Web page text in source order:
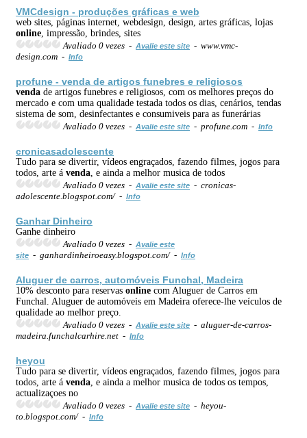
VMCdesign - produções gráficas e web
web sites, páginas internet, webdesign, design, artes gráficas, lojas
online , impressão, brindes, sites
Avaliado 0 vezes - Avalie este site - www.vmc-
design.com - Info
profune - venda de artigos funebres e religiosos
venda de artigos funebres e religiosos, com os melhores preços do
mercado e com uma qualidade testada todos os dias, cenários, tendas
sistema de som, desinfectantes e consumiveis para as funerárias
Avaliado 0 vezes - Avalie este site - profune.com - Info
cronicasadolescente
Tudo para se divertir, vídeos engraçados, fazendo filmes, jogos para
todos, arte á venda , e ainda a melhor musica de todos
Avaliado 0 vezes - Avalie este site - cronicas-
adolescente.blogspot.com/ - Info
Ganhar Dinheiro
Ganhe dinheiro
Avaliado 0 vezes - Avalie este
site - ganhardinheiroeasy.blogspot.com/ - Info
Aluguer de carros, automóveis Funchal, Madeira
10% desconto para reservas online com Aluguer de Carros em
Funchal. Aluguer de automóveis em Madeira oferece-lhe veículos de
qualidade ao melhor preço.
Avaliado 0 vezes - Avalie este site - aluguer-de-carros-
madeira.funchalcarhire.net - Info
heyou
Tudo para se divertir, vídeos engraçados, fazendo filmes, jogos para
todos, arte á venda , e ainda a melhor musica de todos os tempos,
actualizaçoes no
Avaliado 0 vezes - Avalie este site - heyou-
to.blogspot.com/ - Info